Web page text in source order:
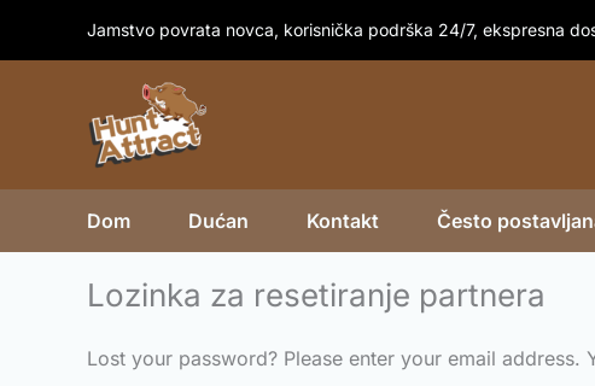
Jamstvo povrata novca, korisnička podrška 24/7, ekspresna
Dom Dućan Kontakt Često
Lozinka za resetiranje partnera
Lost your password? Please enter your email